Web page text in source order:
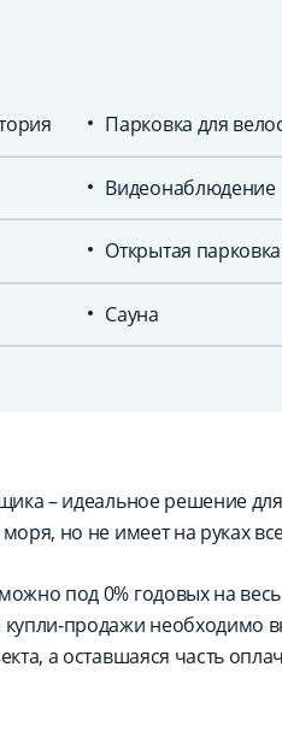
Парковка для
Видеонаблюдение
Открытая парковка
Сауна
– идеальное решение
но не имеет на руках
под 0% годовых на
продажи необходимо
а оставшаяся часть